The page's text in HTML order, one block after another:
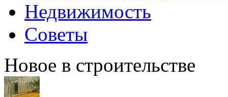
Недвижимость
Советы
Новое в строительстве